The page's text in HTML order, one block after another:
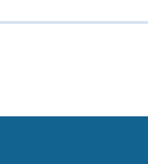
出す4つの力について習得